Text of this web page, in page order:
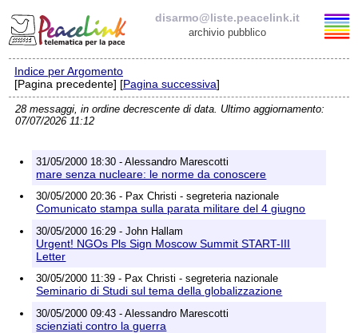
disarmo@liste.peacelink.it
archivio pubblico
Elenco delle liste
disarmo@liste.peacelink.it
Richieste di rimozione
Indice per Argomento
[Pagina precedente] [Pagina successiva]
28 messaggi, in ordine decrescente di data. Ultimo aggiornamento:
07/07/2026 11:12
31/05/2000 18:30 - Alessandro Marescotti
mare senza nucleare: le norme da conoscere
30/05/2000 20:36 - Pax Christi - segreteria nazionale
Comunicato stampa sulla parata militare del 4 giugno
30/05/2000 16:29 - John Hallam
Urgent! NGOs Pls Sign Moscow Summit START-III
Letter
30/05/2000 11:39 - Pax Christi - segreteria nazionale
Seminario di Studi sul tema della globalizzazione
30/05/2000 09:43 - Alessandro Marescotti
scienziati contro la guerra